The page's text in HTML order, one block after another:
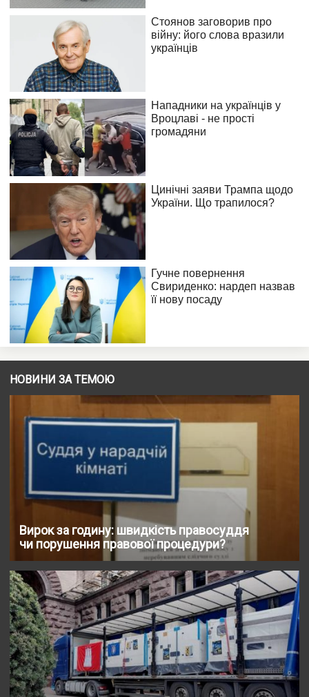
НОВИНИ ЗА ТЕМОЮ
Вирок за годину: швидкість правосуддя
чи порушення правової процедури?